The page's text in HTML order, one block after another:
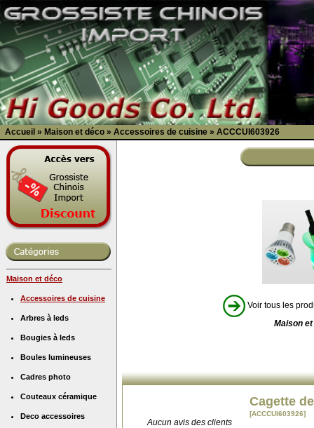
Accueil » Maison et déco » Accessoires de cuisine » ACCCUI603926
Maison et déco
Accessoires de cuisine
Arbres à leds
Bougies à leds
Boules lumineuses
Cadres photo
Couteaux céramique
Deco accessoires
Voir tous les
Maison
Aucun avis des clients
Cagette
[ACCCUI603926]